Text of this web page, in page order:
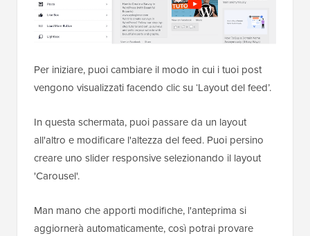
Per iniziare, puoi cambiare il modo in cui i tuoi post
vengono visualizzati facendo clic su ‘Layout del feed’.
In questa schermata, puoi passare da un layout
all'altro e modificare l'altezza del feed. Puoi persino
creare uno slider responsive selezionando il layout
'Carousel'.
Man mano che apporti modifiche, l'anteprima si
aggiornerà automaticamente, così potrai provare